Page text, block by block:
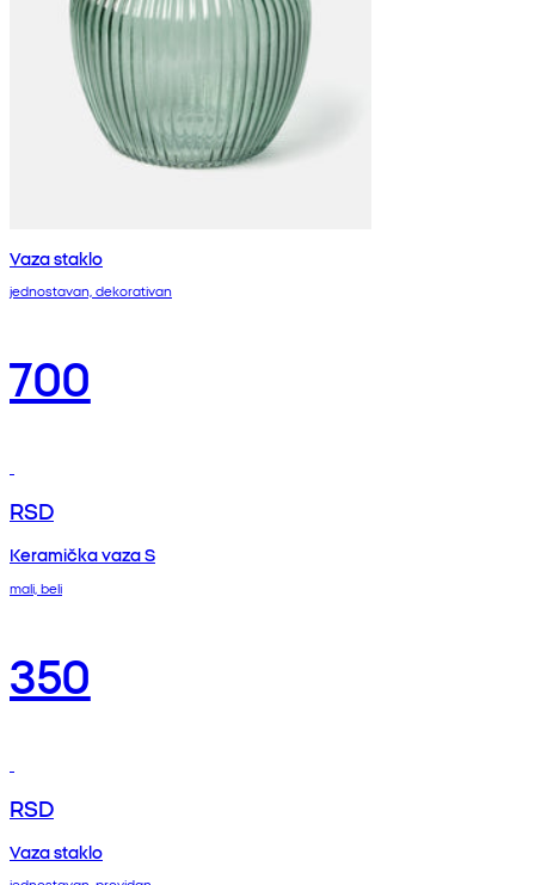
Vaza staklo
jednostavan, dekorativan
700
RSD
Keramička vaza S
mali, beli
350
RSD
Vaza staklo